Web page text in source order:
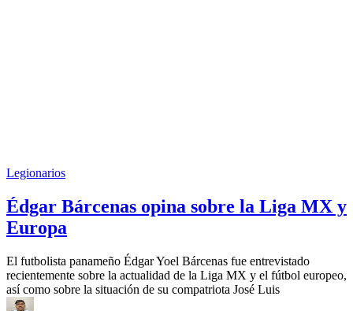
Legionarios
Édgar Bárcenas opina sobre la Liga MX y
Europa
El futbolista panameño Édgar Yoel Bárcenas fue entrevistado
recientemente sobre la actualidad de la Liga MX y el fútbol europeo,
así como sobre la situación de su compatriota José Luis